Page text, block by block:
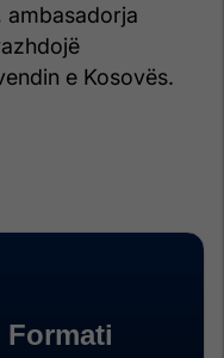
ambasadorja
e Kosovës.